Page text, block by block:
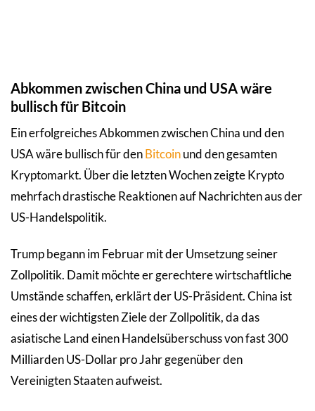
Abkommen zwischen China und USA wäre
bullisch für Bitcoin
Ein erfolgreiches Abkommen zwischen China und den
USA wäre bullisch für denBitcoinund den gesamten
Kryptomarkt. Über die letzten Wochen zeigte Krypto
mehrfach drastische Reaktionen auf Nachrichten aus der
US-Handelspolitik.
Trump begann im Februar mit der Umsetzung seiner
Zollpolitik. Damit möchte er gerechtere wirtschaftliche
Umstände schaffen, erklärt der US-Präsident. China ist
eines der wichtigsten Ziele der Zollpolitik, da das
asiatische Land einen Handelsüberschuss von fast 300
Milliarden US-Dollar pro Jahr gegenüber den
Vereinigten Staaten aufweist.